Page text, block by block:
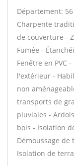
Département: 56
Charpente
de couverture -
Fumée -
Fenêtre en PVC
l'extérieur -
non
transports de
pluviales -
bois - Isolation
Démoussage
Isolation de